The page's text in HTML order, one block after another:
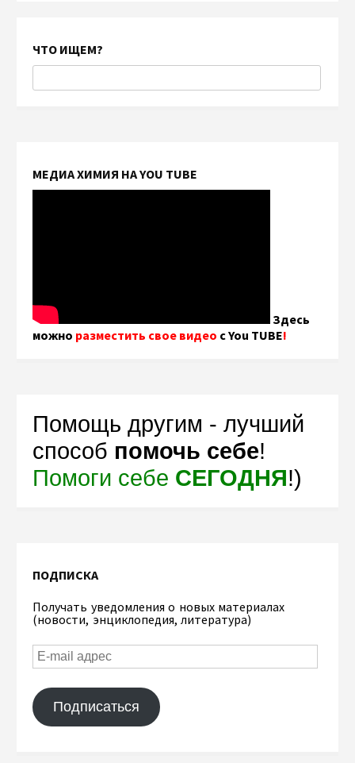
ЧТО ИЩЕМ?
МЕДИА ХИМИЯ НА YOU TUBE
Здесь
можно разместить свое видео с You TUBE!
Помощь другим - лучший
способ помочь себе!
Помоги себе СЕГОДНЯ!)
ПОДПИСКА
Получать уведомления о новых материалах
(новости, энциклопедия, литература)
Подписаться